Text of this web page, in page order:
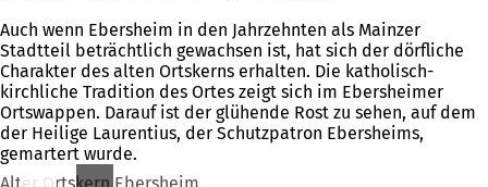
Auch wenn Ebersheim in den Jahrzehnten als Mainzer
Stadtteil beträchtlich gewachsen ist, hat sich der dörfliche
Charakter des alten Ortskerns erhalten. Die katholisch-
kirchliche Tradition des Ortes zeigt sich im Ebersheimer
Ortswappen. Darauf ist der glühende Rost zu sehen, auf dem
der Heilige Laurentius, der Schutzpatron Ebersheims,
gemartert wurde.